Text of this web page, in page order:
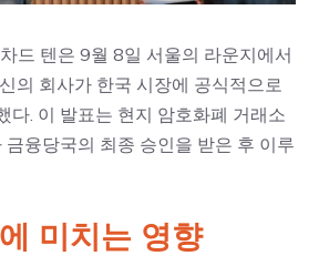
드 텐은 9월 8일 서울의 라운지에서
의 회사가 한국 시장에 공식적으로
다. 이 발표는 현지 암호화폐 거래소
금융당국의 최종 승인을 받은 후 이루
미치는 영향